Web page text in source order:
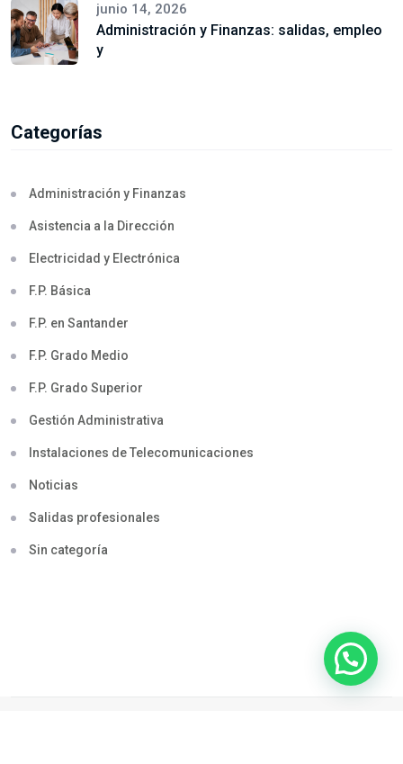
junio 14, 2026
Administración y Finanzas: salidas, empleo
y
Categorías
Administración y Finanzas
Asistencia a la Dirección
Electricidad y Electrónica
F.P. Básica
F.P. en Santander
F.P. Grado Medio
F.P. Grado Superior
Gestión Administrativa
Instalaciones de Telecomunicaciones
Noticias
Salidas profesionales
Sin categoría